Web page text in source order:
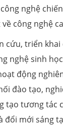
nghệ
công nghệ
cứu, triển
nghệ sinh
động
đào tạo,
tạo tương tác
mới sáng